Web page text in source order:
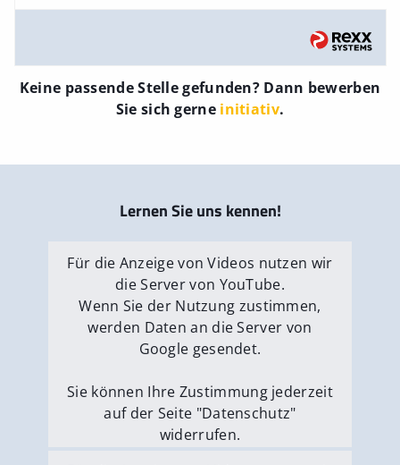
Keine passende Stelle gefunden? Dann bewerben
Sie sich gerne initiativ.
Lernen Sie uns kennen!
Für die Anzeige von Videos nutzen wir
die Server von YouTube.
Wenn Sie der Nutzung zustimmen,
werden Daten an die Server von
Google gesendet.
Sie können Ihre Zustimmung jederzeit
auf der Seite "Datenschutz"
widerrufen.